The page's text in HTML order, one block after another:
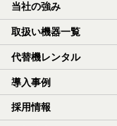
当社の強み
取扱い機器一覧
代替機レンタル
導入事例
採用情報